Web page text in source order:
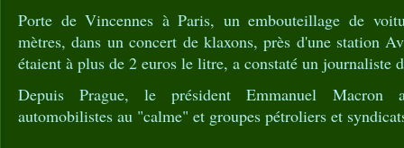
Porte de Vincennes à Paris, un embouteillage de
mètres, dans un concert de klaxons, près d'une station
étaient à plus de 2 euros le litre, a constaté un journaliste
Depuis Prague, le président Emmanuel Macron
automobilistes au "calme" et groupes pétroliers et